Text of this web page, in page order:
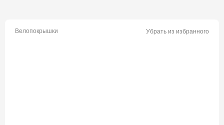
Велопокрышки Убрать из избранного